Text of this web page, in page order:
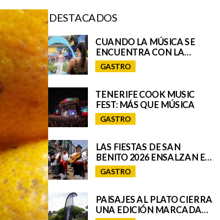
DESTACADOS
CUANDO LA MÚSICA SE
ENCUENTRA CON LA
EXPERIENCIA: ASÍ SE VIVIÓ
EL UNIVERSO REMIX DE
FEST
GASTRO
TENERIFE COOK MUSIC
FEST: MÁS QUE MÚSICA
GASTRO
LAS FIESTAS DE SAN
BENITO 2026 ENSALZAN EL
FOLCLORE Y LAS
TRADICIONES DE TENERIFE
CRISTÓBAL A SU ROMERÍA
REGIONAL
GASTRO
PAISAJES AL PLATO CIERRA
UNA EDICIÓN MARCADA